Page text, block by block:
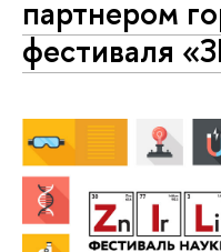
партнером
фестиваля